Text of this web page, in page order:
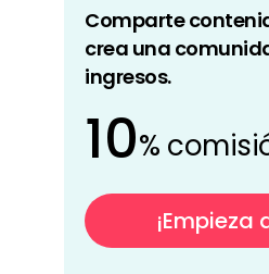
Comparte
crea una
ingresos.
10%
¡Empieza